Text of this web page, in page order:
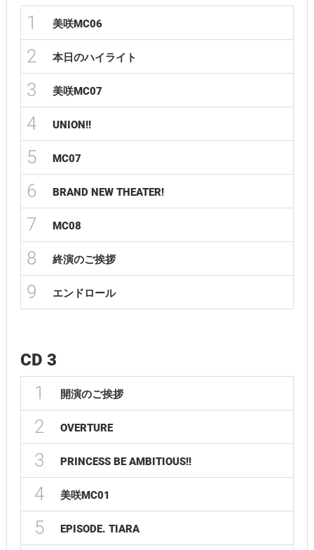
1 美咲MC06
2 本日のハイライト
3 美咲MC07
4 UNION!!
5 MC07
6 BRAND NEW THEATER!
7 MC08
8 終演のご挨拶
9 エンドロール
CD 3
1 開演のご挨拶
2 OVERTURE
3 PRINCESS BE AMBITIOUS!!
4 美咲MC01
5 EPISODE. TIARA